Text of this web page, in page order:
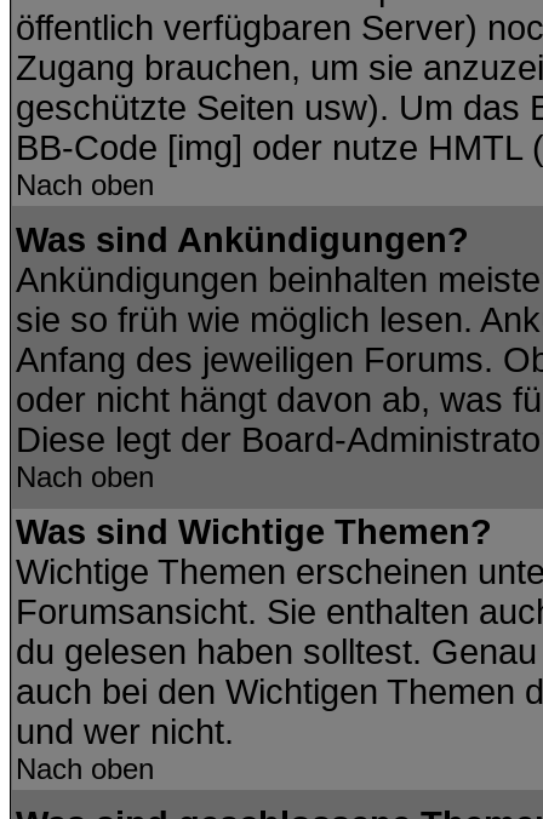
öffentlich verfügbaren Server)
Zugang brauchen, um sie
geschützte Seiten usw). Um das
BB-Code [img] oder nutze HMTL
Nach oben
Was sind Ankündigungen?
Ankündigungen beinhalten
sie so früh wie möglich lesen.
Anfang des jeweiligen Forums.
oder nicht hängt davon ab, was
Diese legt der Board-
Nach oben
Was sind Wichtige Themen?
Wichtige Themen erscheinen
Forumsansicht. Sie enthalten
du gelesen haben solltest.
auch bei den Wichtigen Themen
und wer nicht.
Nach oben